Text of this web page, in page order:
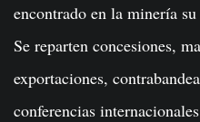
encontrado en la minería
Se reparten concesiones,
exportaciones,
conferencias